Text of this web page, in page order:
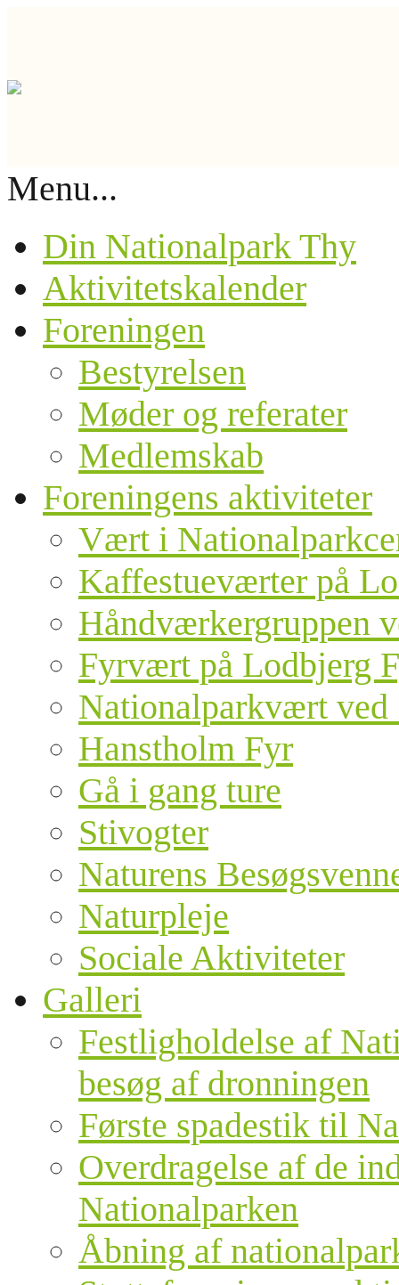
Menu...
Din Nationalpark Thy
Aktivitetskalender
Foreningen
Bestyrelsen
Møder og referater
Medlemskab
Foreningens aktiviteter
Vært i
Kaffestueværter på
Håndværkergruppen
Fyrvært på Lodbjerg
Nationalparkvært ved
Hanstholm Fyr
Gå i gang ture
Stivogter
Naturens
Naturpleje
Sociale Aktiviteter
Galleri
Festligholdelse af
besøg af dronningen
Første spadestik til
Overdragelse af de
Nationalparken
Åbning af